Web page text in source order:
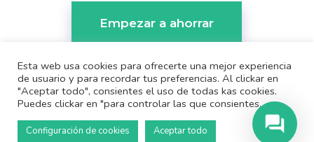
Empezar a ahorrar
Esta web usa cookies para ofrecerte una mejor experiencia
de usuario y para recordar tus preferencias. Al clickar en
"Aceptar todo", consientes el uso de todas kas cookies.
Puedes clickar en "para controlar las que consientes.
Configuración de cookies Aceptar todo